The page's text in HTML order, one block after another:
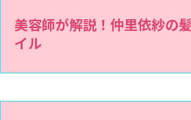
美容師が解説！仲里依紗の
イル